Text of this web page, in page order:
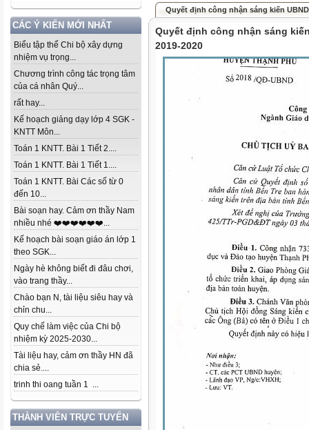
CÁC Ý KIẾN MỚI NHẤT
Biểu tập thể Chi bộ xây dựng
nhiệm vụ trọng...
Chương trình công tác trọng tâm
của cá nhân Quý...
rất hay...
Kế hoạch giảng dạy lớp 4 SGK -
KNTT Môn...
Toán 1 KNTT. Bài 1 Tiết 2....
Toán 1 KNTT. Bài 1 Tiết 1....
Toán 1 KNTT. Bài Các số từ 0
đến 10...
Bài soạn hay. Cảm ơn thầy Nam
nhiều nhé ❤️❤️❤️❤️❤️❤️...
Kế hoạch bài soạn giáo án lớp 1
theo SGK...
Ngày hè không biết đi đâu chơi,
vào trang thầy...
Chào bạn N, tài liệu siêu hay và
chỉn chu...
Quy chế làm việc của Chi bộ
nhiệm kỳ 2025-2030...
Tài liệu hay, cảm ơn thầy HN đã
chia sẻ....
trinh thi oang tuần 1 ...
THÀNH VIÊN TRỰC TUYẾN
Quyết định công nhận sáng kiến
Quyết định công nhận sáng
2019-2020